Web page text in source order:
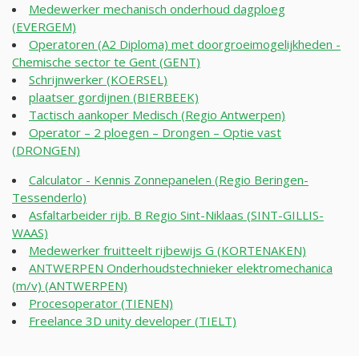
Medewerker mechanisch onderhoud dagploeg
(EVERGEM)
Operatoren (A2 Diploma) met doorgroeimogelijkheden -
Chemische sector te Gent (GENT)
Schrijnwerker (KOERSEL)
plaatser gordijnen (BIERBEEK)
Tactisch aankoper Medisch (Regio Antwerpen)
Operator – 2 ploegen – Drongen – Optie vast
(DRONGEN)
Calculator - Kennis Zonnepanelen (Regio Beringen-
Tessenderlo)
Asfaltarbeider rijb. B Regio Sint-Niklaas (SINT-GILLIS-
WAAS)
Medewerker fruitteelt rijbewijs G (KORTENAKEN)
ANTWERPEN Onderhoudstechnieker elektromechanica
(m/v) (ANTWERPEN)
Procesoperator (TIENEN)
Freelance 3D unity developer (TIELT)